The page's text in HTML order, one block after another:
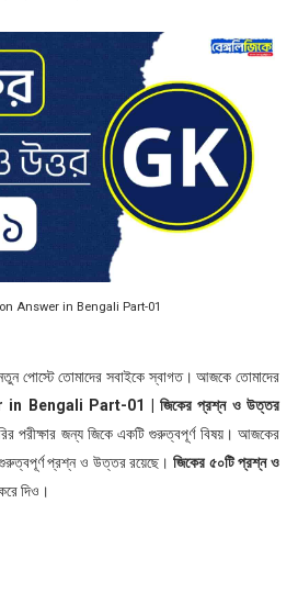
Answer in Bengali Part-01
তোমাদের সবাইকে স্বাগত। আজকে তোমাদের
Bengali Part-01 | জিকের প্রশ্ন ও উত্তর
পরীক্ষার জন্য জিকে একটি গুরুত্বপূর্ণ বিষয়। আজকের
গুরুত্বপূর্ণ প্রশ্ন ও উত্তর রয়েছে।জিকের ৫০টি প্রশ্ন ও
দিও।